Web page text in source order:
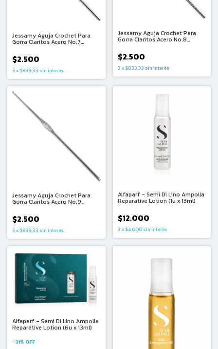
Jessamy Aguja Crochet Para
Gorra Claritos Acero No.7
$2.500
3 x $833,33 sin interés
Jessamy Aguja Crochet Para
Gorra Claritos Acero No.8
$2.500
3 x $833,33 sin interés
Jessamy Aguja Crochet Para
Gorra Claritos Acero No.9
$2.500
3 x $833,33 sin interés
Alfaparf - Semi Di Lino Ampolla
Reparative Lotion (1u x 13ml)
$12.000
3 x $4.000 sin interés
Alfaparf - Semi Di Lino Ampolla
Reparative Lotion (6u x 13ml)
-31% OFF